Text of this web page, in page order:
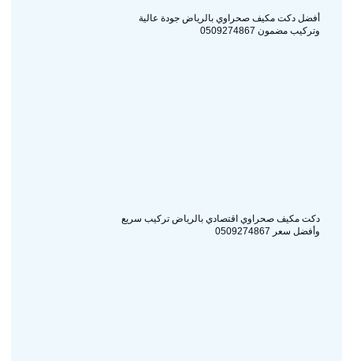
أفضل دكت مكيف صحراوي بالرياض جودة عالية
وتركيب مضمون 0509274867
دكت مكيف صحراوي اقتصادي بالرياض تركيب سريع
وأفضل سعر 0509274867